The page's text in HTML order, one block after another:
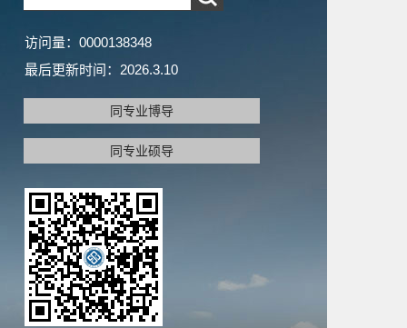
访问量： 0000138348
最后更新时间： 2026.3.10
同专业博导
同专业硕导